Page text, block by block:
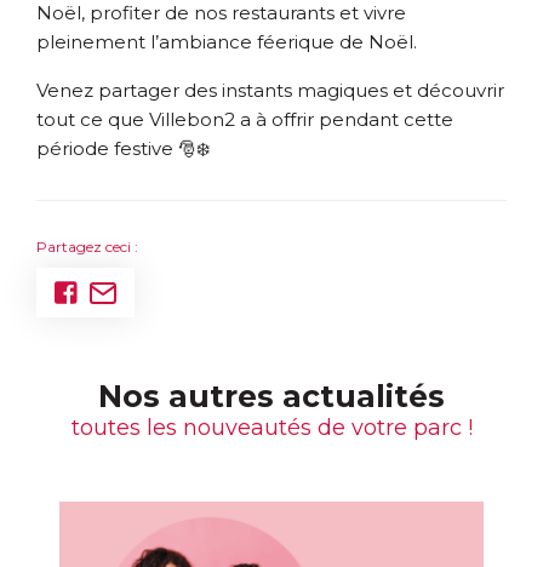
Noël, profiter de nos restaurants et vivre
pleinement l’ambiance féerique de Noël.
Venez partager des instants magiques et découvrir
tout ce que Villebon2 a à offrir pendant cette
période festive 🎅❄️
Partagez ceci :
Nos autres actualités
toutes les nouveautés de votre parc !